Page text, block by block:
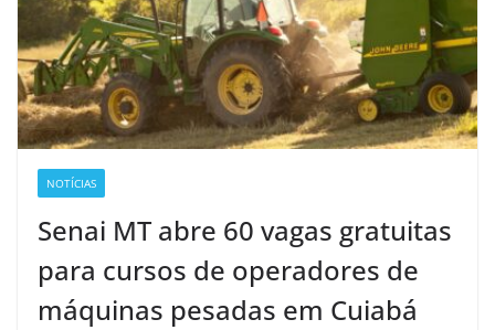
NOTÍCIAS
Senai MT abre 60 vagas gratuitas
para cursos de operadores de
máquinas pesadas em Cuiabá